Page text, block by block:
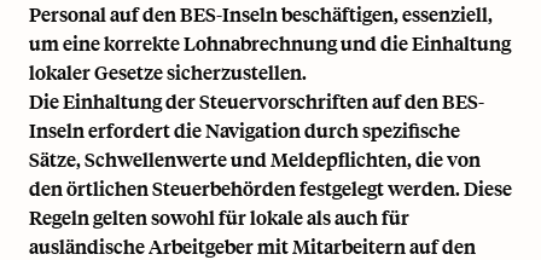
Personal auf den BES-Inseln beschäftigen, essenziell,
um eine korrekte Lohnabrechnung und die Einhaltung
lokaler Gesetze sicherzustellen.
Die Einhaltung der Steuervorschriften auf den BES-
Inseln erfordert die Navigation durch spezifische
Sätze, Schwellenwerte und Meldepflichten, die von
den örtlichen Steuerbehörden festgelegt werden. Diese
Regeln gelten sowohl für lokale als auch für
ausländische Arbeitgeber mit Mitarbeitern auf den